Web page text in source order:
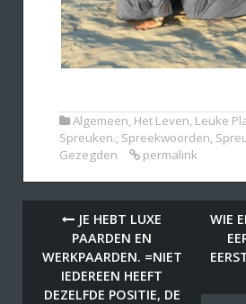
Algemeen, Het Leven, Leuke
Spreuken., Spreekwoorden,
Gezegden
permalink
JE HEBT LUXE
PAARDEN EN
WERKPAARDEN. =NIET
IEDEREEN HEEFT
DEZELFDE POSITIE, DE
WIE